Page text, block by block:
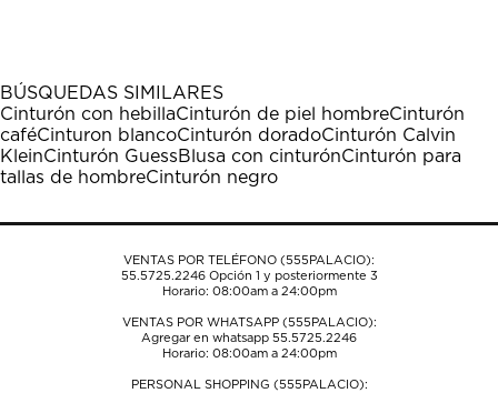
BÚSQUEDAS SIMILARES
Cinturón con hebillaCinturón de piel hombreCinturón
caféCinturon blancoCinturón doradoCinturón Calvin
KleinCinturón GuessBlusa con cinturónCinturón para
tallas de hombreCinturón negro
VENTAS POR TELÉFONO (555PALACIO):
55.5725.2246Opción 1 y posteriormente 3
Horario: 08:00am a 24:00pm
VENTAS POR WHATSAPP (555PALACIO):
Agregar en whatsapp 55.5725.2246
Horario: 08:00am a 24:00pm
PERSONAL SHOPPING (555PALACIO):